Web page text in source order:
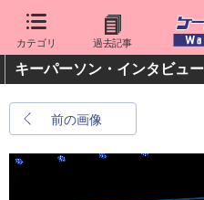
カテゴリ 過去記事
キーパーソン・インタビュー
前の画像